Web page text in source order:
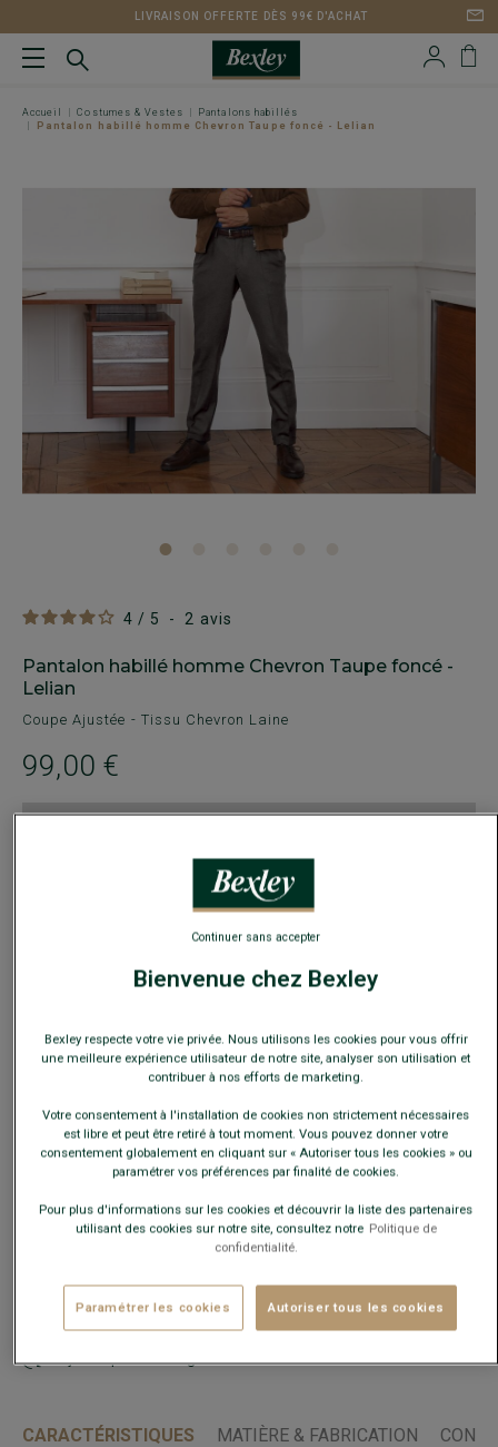
LIVRAISON OFFERTE DÈS 99€ D'ACHAT
Accueil Costumes & Vestes
Pantalons habillés
Pantalon habillé homme Chevron Taupe foncé - Lelian
4 / 5 - 2 avis
Pantalon habillé homme Chevron Taupe foncé -
Lelian
Coupe Ajustée - Tissu Chevron Laine
99,00 €
89€
Payez en plusieurs fois dès 199€ d'achat
Ce modèle taille petit, choisir la taille au-dessus de votre
taille habituelle.
Guide des tailles
− + AJOUTER AU PANIER
Voir la disponibilité en magasin
Livré en 24h ouvrées avec Chronopost Express
(commandez avant 14h)
30 jours pour changer d'avis !
CARACTÉRISTIQUES MATIÈRE & FABRICATION
Bienvenue chez Bexley
Bexley respecte votre vie privée. Nous utilisons les cookies pour vous offrir
une meilleure expérience utilisateur de notre site, analyser son utilisation et
contribuer à nos efforts de marketing.
Votre consentement à l'installation de cookies non strictement nécessaires
est libre et peut être retiré à tout moment. Vous pouvez donner votre
consentement globalement en cliquant sur « Autoriser tous les cookies » ou
paramétrer vos préférences par finalité de cookies.
Pour plus d'informations sur les cookies et découvrir la liste des partenaires
utilisant des cookies sur notre site, consultez notre Politique de
confidentialité.
Paramétrer les cookies Autoriser tous les cookies
Continuer sans accepter